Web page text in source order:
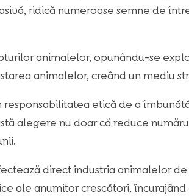
ridică numeroase semne de
animalelor, opunându-se
animalelor, creând un mediu
etică de a
alegere nu doar că reduce
direct industria animalelor
ale anumitor crescători,